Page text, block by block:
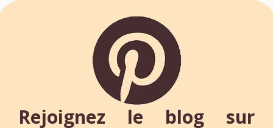
Rejoignez le blog sur